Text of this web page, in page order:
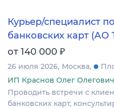
Курьер/специалист
банковских карт (АО
от 140 000 ₽
26 июля 2026 Москва
ИП Краснов Олег Олегович
Проводить встречи с
банковских карт,